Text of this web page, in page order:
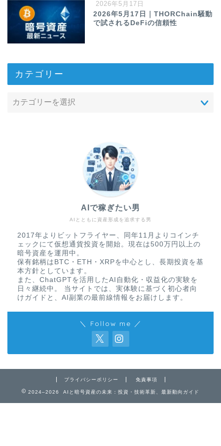
2026年5月17日
2026年5月17日｜THORChain騒動
で試されるDeFiの信頼性
カテゴリー
AIとともに資産形成を追求する男
AIで稼ぎたい男
2017年よりビットフライヤー、同年11月よりコインチ
ェックにて仮想通貨投資を開始。現在は500万円以上の
暗号資産を運用中。
保有銘柄はBTC・ETH・XRPを中心とし、長期投資を基
本方針としています。
また、ChatGPTを活用したAI自動化・収益化の実験を
日々継続中。 当サイトでは、実体験に基づく初心者向
けガイドと、AI副業の最前線情報をお届けします。
＼ Follow me ／
プライバシーポリシー 免責事項
2024–2026 AIと暗号資産の未来：投資・技術革新、最新動向ガイド